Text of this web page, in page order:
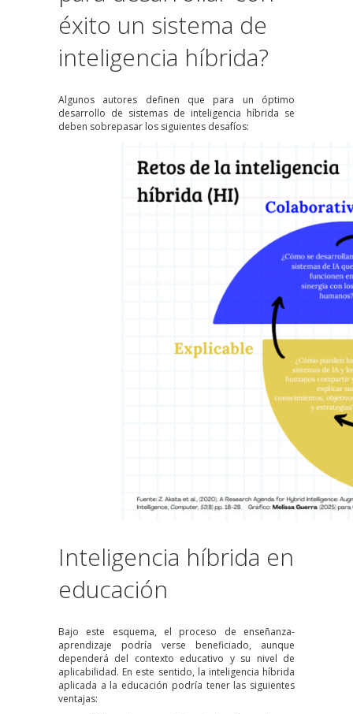
éxito un sistema de
inteligencia híbrida?
Algunos autores definen que para un óptimo
desarrollo de sistemas de inteligencia híbrida se
deben sobrepasar los siguientes desafíos:
Inteligencia híbrida en
educación
Bajo este esquema, el proceso de enseñanza-
aprendizaje podría verse beneficiado, aunque
dependerá del contexto educativo y su nivel de
aplicabilidad. En este sentido, la inteligencia híbrida
aplicada a la educación podría tener las siguientes
ventajas: